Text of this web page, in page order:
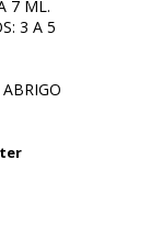
7 ML.
3 A 5